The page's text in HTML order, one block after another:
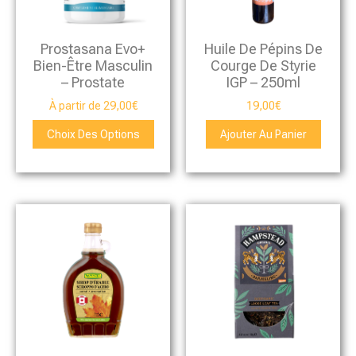
Prostasana Evo+
Bien-Être Masculin
– Prostate
À partir de 29,00€
Choix Des Options
Huile De Pépins De
Courge De Styrie
IGP – 250ml
19,00€
Ajouter Au Panier